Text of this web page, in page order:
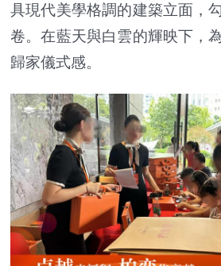
具現代美學格調的建築立面，
卷。在藍天與白雲的輝映下，
歸家儀式感。